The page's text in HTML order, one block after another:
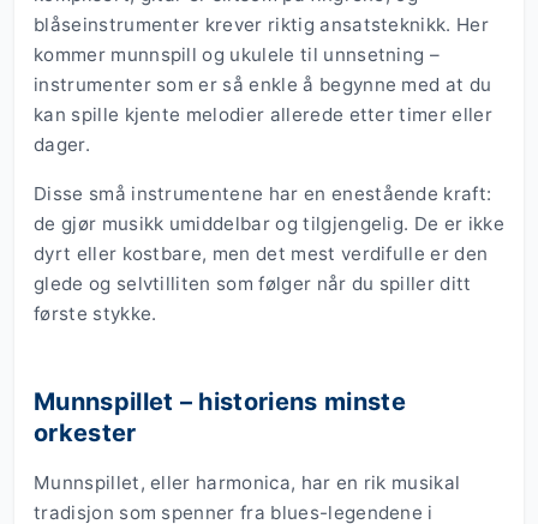
blåseinstrumenter krever riktig ansatsteknikk. Her
kommer munnspill og ukulele til unnsetning –
instrumenter som er så enkle å begynne med at du
kan spille kjente melodier allerede etter timer eller
dager.
Disse små instrumentene har en enestående kraft:
de gjør musikk umiddelbar og tilgjengelig. De er ikke
dyrt eller kostbare, men det mest verdifulle er den
glede og selvtilliten som følger når du spiller ditt
første stykke.
Munnspillet – historiens minste
orkester
Munnspillet, eller harmonica, har en rik musikal
tradisjon som spenner fra blues-legendene i